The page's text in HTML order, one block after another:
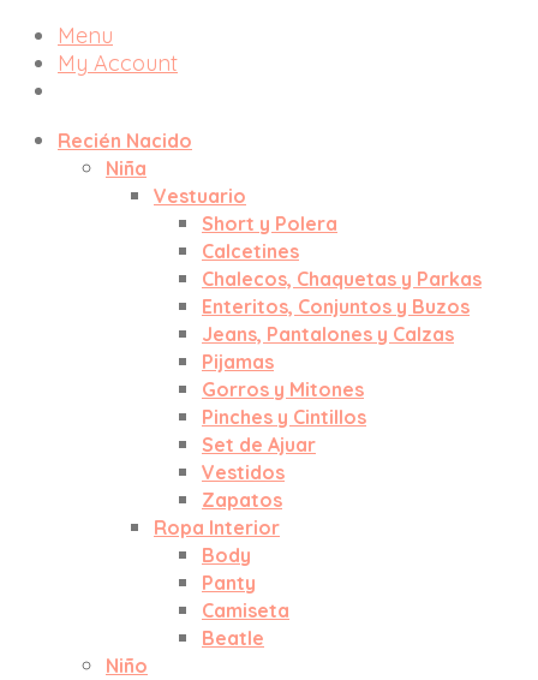
Menu
My Account
Recién Nacido
Niña
Vestuario
Short y Polera
Calcetines
Chalecos, Chaquetas y Parkas
Enteritos, Conjuntos y Buzos
Jeans, Pantalones y Calzas
Pijamas
Gorros y Mitones
Pinches y Cintillos
Set de Ajuar
Vestidos
Zapatos
Ropa Interior
Body
Panty
Camiseta
Beatle
Niño